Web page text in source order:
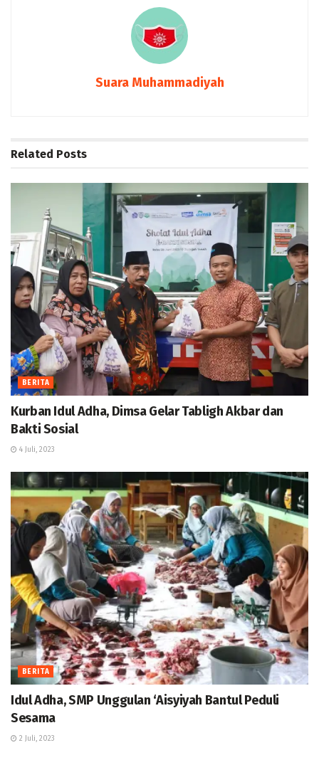
Suara Muhammadiyah
Related Posts
BERITA
Kurban Idul Adha, Dimsa Gelar Tabligh Akbar dan
Bakti Sosial
4 Juli, 2023
BERITA
Idul Adha, SMP Unggulan ‘Aisyiyah Bantul Peduli
Sesama
2 Juli, 2023